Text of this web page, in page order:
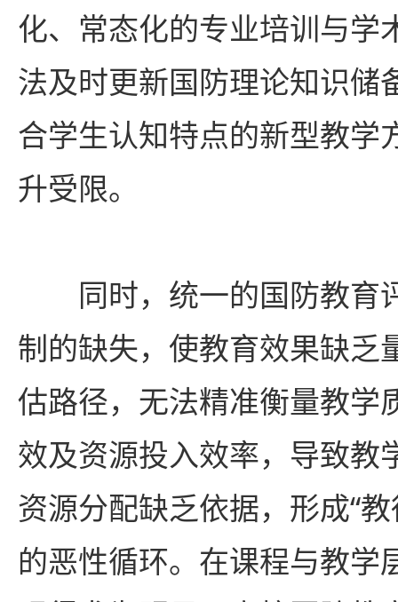
化、常态化的专业培训与学
法及时更新国防理论知识储
合学生认知特点的新型教学
升受限。
同时，统一的国防教育
制的缺失，使教育效果缺乏
估路径，无法精准衡量教学
效及资源投入效率，导致教
资源分配缺乏依据，形成“
的恶性循环。在课程与教学